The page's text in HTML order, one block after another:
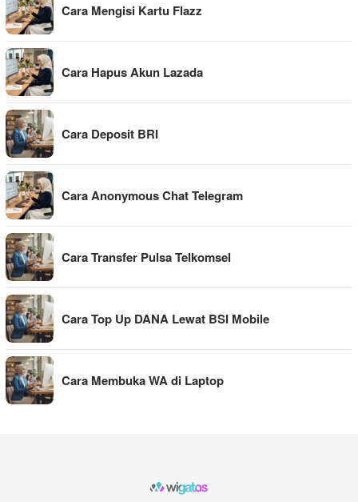
Cara Mengisi Kartu Flazz
Cara Hapus Akun Lazada
Cara Deposit BRI
Cara Anonymous Chat Telegram
Cara Transfer Pulsa Telkomsel
Cara Top Up DANA Lewat BSI Mobile
Cara Membuka WA di Laptop